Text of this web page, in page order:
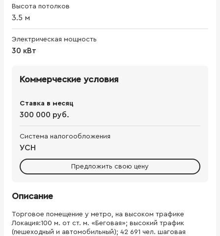
Высота потолков
3.5 м
Электрическая мощность
30 кВт
Коммерческие условия
Ставка в месяц
300 000 руб.
Система налогообложения
УСН
Предложить свою цену
Описание
Торговое помещение у метро, на высоком трафике
Локация:100 м. от ст. м. «Беговая»; высокий трафик
(пешеходный и автомобильный); 42 691 чел. шаговая